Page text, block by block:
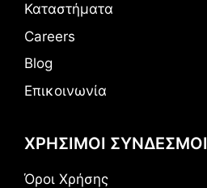
Καταστήματα
Careers
Blog
Επικοινωνία
ΧΡΗΣΙΜΟΙ ΣΥΝΔΕΣΜΟΙ
Όροι Χρήσης